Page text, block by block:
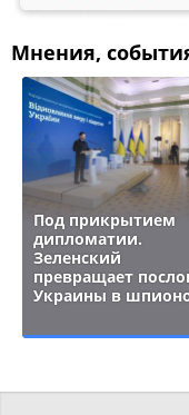
Мнения,
Под прикрытием
дипломатии.
Зеленский
превращает
Украины в